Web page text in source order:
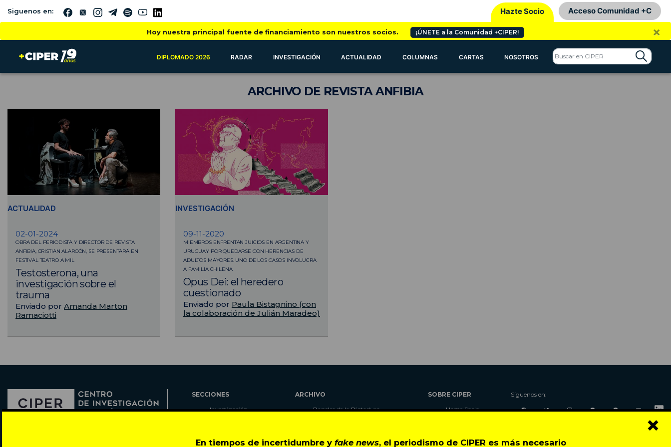
En tiempos de incertidumbre yfake news, el periodismo de CIPER es más necesario
×
Siguenos en: Hazte Socio Acceso Comunidad +C
Hoy nuestra principal fuente de financiamiento son nuestros socios. ¡ÚNETE a la Comunidad +CIPER! ×
DIPLOMADO 2026 RADAR INVESTIGACIÓN ACTUALIDAD COLUMNAS CARTAS NOSOTROS
ARCHIVO DE REVISTA ANFIBIA
ACTUALIDAD
02-01-2024
OBRA DEL PERIODISTA Y DIRECTOR DE REVISTA
ANFIBIA, CRISTIAN ALARCÓN, SE PRESENTARÁ EN
FESTIVAL TEATRO A MIL
Testosterona, una
investigación sobre el
trauma
Enviado por Amanda Marton
Ramaciotti
INVESTIGACIÓN
09-11-2020
MIEMBROS ENFRENTAN JUICIOS EN ARGENTINA Y
URUGUAY POR QUEDARSE CON HERENCIAS DE
ADULTOS MAYORES. UNO DE LOS CASOS INVOLUCRA
A FAMILIA CHILENA
Opus Dei: el heredero
cuestionado
Enviado por Paula Bistagnino (con
la colaboración de Julián Maradeo)
SECCIONES
Investigación
Cartas
ARCHIVO
Papeles de la Dictadura
Autores
SOBRE CIPER
Hazte Socio
Contacto
Síguenos en: